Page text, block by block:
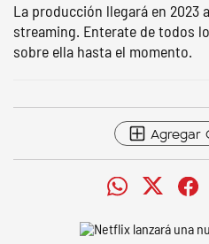
La producción llegará en 2023
streaming. Enterate de todos
sobre ella hasta el momento.
Agregar